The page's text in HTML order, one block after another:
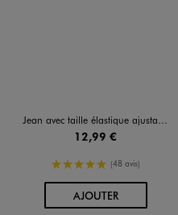
Jean avec taille élastique ajustable bébé garçon
12,99 €
5/5 de moyenne
(48 avis)
AJOUTERAU PANIER